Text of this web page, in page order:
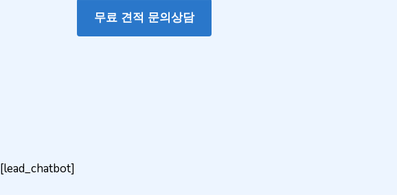
무료 견적 문의상담
[lead_chatbot]